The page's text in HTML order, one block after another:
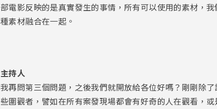
部電影反映的是真實發生的事情，所有可以使用的素材，
種素材融合在一起。
主持人
我再問第三個問題，之後我們就開放給各位好嗎？剛剛除
些圍觀者，譬如在所有案發現場都會有好奇的人在觀看，